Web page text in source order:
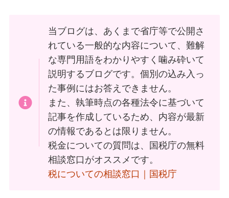
当ブログは、あくまで省庁等で公開さ
れている一般的な内容について、難解
な専門用語をわかりやすく噛み砕いて
説明するブログです。個別の込み入っ
た事例にはお答えできません。
また、執筆時点の各種法令に基づいて
記事を作成しているため、内容が最新
の情報であるとは限りません。
税金についての質問は、国税庁の無料
相談窓口がオススメです。
税についての相談窓口｜国税庁